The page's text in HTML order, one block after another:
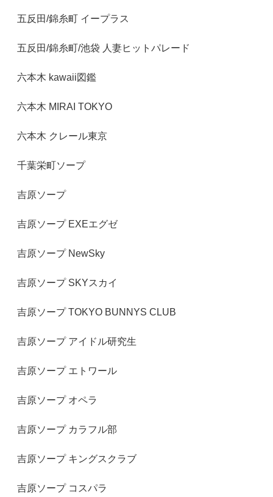
五反田/錦糸町 イープラス
五反田/錦糸町/池袋 人妻ヒットパレード
六本木 kawaii図鑑
六本木 MIRAI TOKYO
六本木 クレール東京
千葉栄町ソープ
吉原ソープ
吉原ソープ EXEエグゼ
吉原ソープ NewSky
吉原ソープ SKYスカイ
吉原ソープ TOKYO BUNNYS CLUB
吉原ソープ アイドル研究生
吉原ソープ エトワール
吉原ソープ オペラ
吉原ソープ カラフル部
吉原ソープ キングスクラブ
吉原ソープ コスパラ